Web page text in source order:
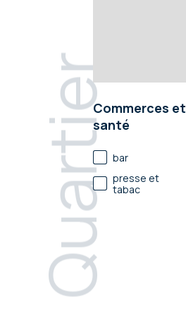
QuartierCommerces et
santé
bar
presse et
tabac